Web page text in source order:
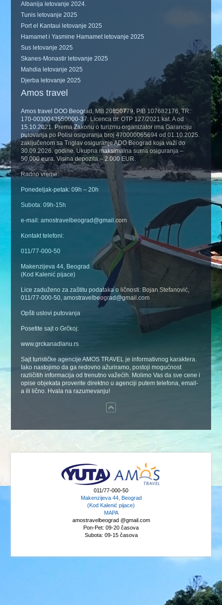
Albanija letovanje 2024.
Tunis letovanje 2025
Port el Kantaui letovanje 2025
Hamamet i Yasmine Hamamet letovanje 2025
Sus letovanje 2025
Skanes-Monastir letovanje 2025
Mahdia letovanje 2025
Djerba letovanje 2025
Amos travel
Amos travel DOO Beograd, MB 20850779, PIB 107682176, TR:
170-0030043550000-37. Licenca br. OTP 127/2021 kat. A od
15.10.2021. Prema Zakonu o turizmu organizator ima Garanciju
putovanja po Polisi osiguranja broj 470000065694 od 01.10.2025.
zaključenom sa Triglav osiguranje ADO Beograd koja važi do
30.09.2026. godine. Ukupna maksimalna suma osiguranja –
50.000 eura. Visina depozita – 2.000 EUR.
Radno vreme:
Ponedeljak-petak: 09h – 20h
Subota: 09h-15h
e-mail: amostravelbeograd@gmail.com
Kontakt telefoni:
011/77-000-50
Makenzijeva 44, Beograd
(Kod Kalenić pijace)
Lice zaduženo za zaštitu podataka o ličnosti: Bojan Stefanović,
011/77-000-50, amostravelbeograd@gmail.com
Opšti uslovi putovanja
Posetite sajt o Grčkoj:
www.grckanadlanu.rs
Sajt turističke agencije AMOS TRAVEL je informativnog karaktera.
Iako nastojimo da ga redovno ažuriramo, postoji mogućnost
različitih informacija od trenutno važećih. Molimo Vas da sve cene i
opise objekata proverite direktno u agenciji putem telefona, email-
a ili lično. Hvala na razumevanju!
011/77-000-50
Makenzijeva 44, Beograd
(Kod Kalenić pijace)
MAPA
amostravelbeograd @gmail.com
Pon-Pet: 09-20 časova
Subota: 09-15 časova